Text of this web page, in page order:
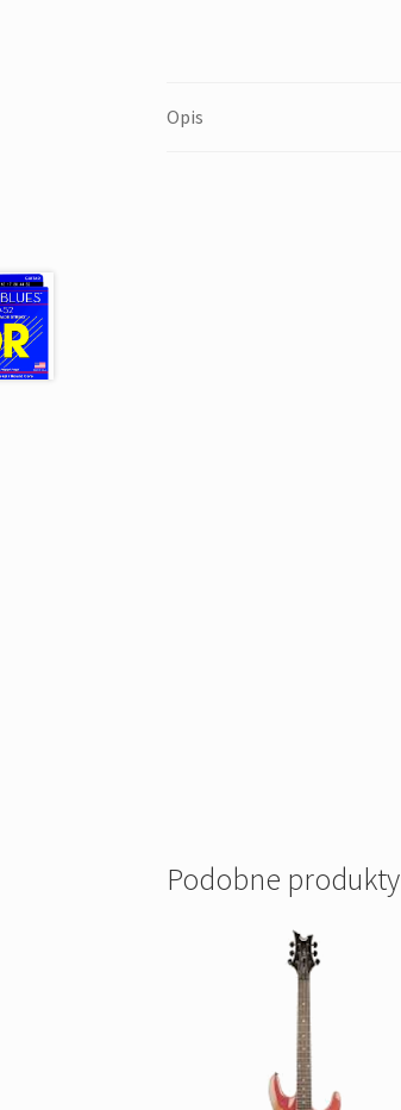
Opis
Podobne produkty